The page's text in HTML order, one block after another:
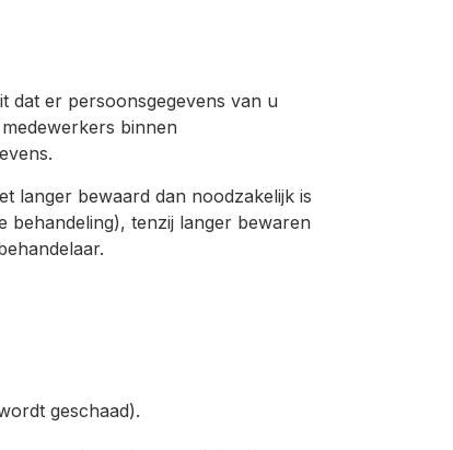
dat er persoonsgegevens van u
binnen
langer bewaard dan noodzakelijk is
behandeling), tenzij langer bewaren
geschaad).